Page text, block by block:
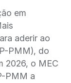
em
aderir ao
PMM), do
2026, o MEC
PMM a